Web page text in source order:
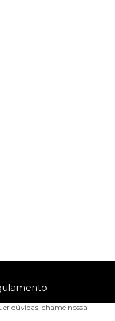
dúvidas, chame nossa